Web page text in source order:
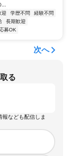
...
迎 学歴不問
経験不問
長期歓迎
募OK
次へ
る
報なども配信しま